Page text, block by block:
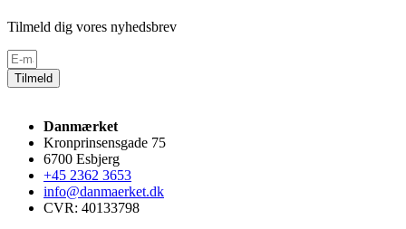
Tilmeld dig vores nyhedsbrev
Tilmeld
Danmærket
Kronprinsensgade 75
6700 Esbjerg
+45 2362 3653
info@danmaerket.dk
CVR: 40133798